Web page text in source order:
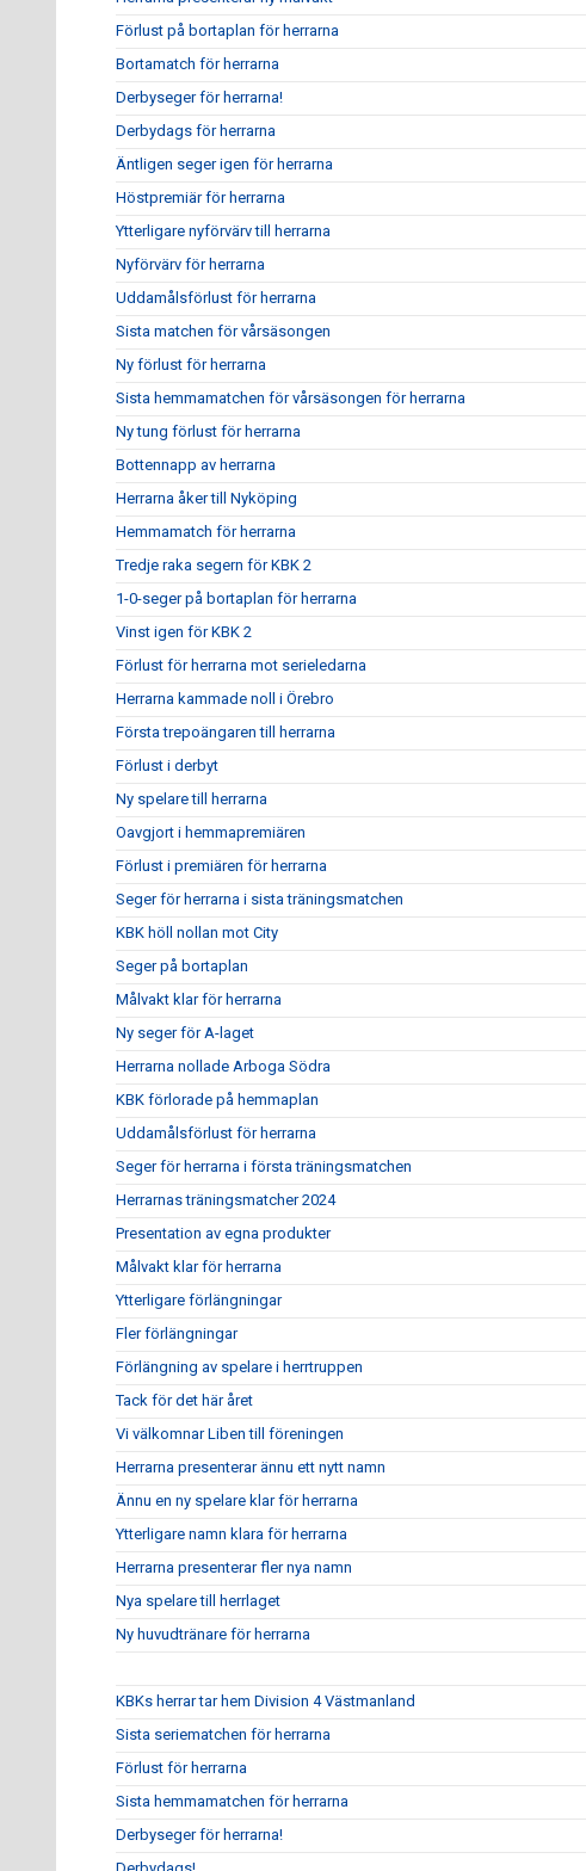
Förlust på bortaplan för herrarna
Bortamatch för herrarna
Derbyseger för herrarna!
Derbydags för herrarna
Äntligen seger igen för herrarna
Höstpremiär för herrarna
Ytterligare nyförvärv till herrarna
Nyförvärv för herrarna
Uddamålsförlust för herrarna
Sista matchen för vårsäsongen
Ny förlust för herrarna
Sista hemmamatchen för vårsäsongen för herrarna
Ny tung förlust för herrarna
Bottennapp av herrarna
Herrarna åker till Nyköping
Hemmamatch för herrarna
Tredje raka segern för KBK 2
1-0-seger på bortaplan för herrarna
Vinst igen för KBK 2
Förlust för herrarna mot serieledarna
Herrarna kammade noll i Örebro
Första trepoängaren till herrarna
Förlust i derbyt
Ny spelare till herrarna
Oavgjort i hemmapremiären
Förlust i premiären för herrarna
Seger för herrarna i sista träningsmatchen
KBK höll nollan mot City
Seger på bortaplan
Målvakt klar för herrarna
Ny seger för A-laget
Herrarna nollade Arboga Södra
KBK förlorade på hemmaplan
Uddamålsförlust för herrarna
Seger för herrarna i första träningsmatchen
Herrarnas träningsmatcher 2024
Presentation av egna produkter
Målvakt klar för herrarna
Ytterligare förlängningar
Fler förlängningar
Förlängning av spelare i herrtruppen
Tack för det här året
Vi välkomnar Liben till föreningen
Herrarna presenterar ännu ett nytt namn
Ännu en ny spelare klar för herrarna
Ytterligare namn klara för herrarna
Herrarna presenterar fler nya namn
Nya spelare till herrlaget
Ny huvudtränare för herrarna
KBKs herrar tar hem Division 4 Västmanland
Sista seriematchen för herrarna
Förlust för herrarna
Sista hemmamatchen för herrarna
Derbyseger för herrarna!